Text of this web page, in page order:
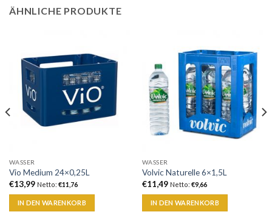
ÄHNLICHE PRODUKTE
WASSER
Vio Medium 24×0,25L
€13,99 Netto: €11,76
IN DEN WARENKORB
WASSER
Volvic Naturelle 6×1,5L
€11,49 Netto: €9,66
IN DEN WARENKORB